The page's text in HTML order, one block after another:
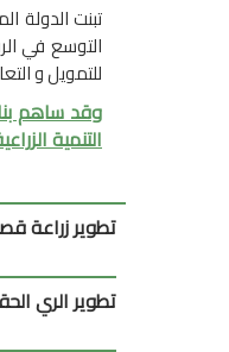
تبنت الدولة
التوسع في
للتمويل و
وقد ساهم
التنمية
تطوير زراعة
تطوير الري